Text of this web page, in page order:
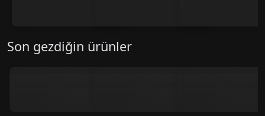
Son gezdiğin ürünler